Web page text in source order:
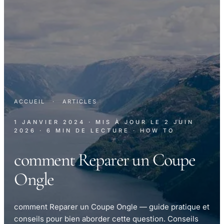
ACCUEIL · ARTICLES
1 JANVIER 2024 · MIS À JOUR LE2 JUIN
2026
· 6 MIN DE LECTURE · HOW TO
comment Reparer un Coupe
Ongle
comment Reparer un Coupe Ongle — guide pratique et
conseils pour bien aborder cette question. Conseils